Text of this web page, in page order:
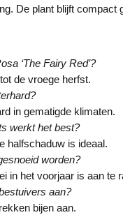
De plant blijft compact
‘The Fairy Red’?
de vroege herfst.
in gematigde klimaten.
werkt het best?
halfschaduw is ideaal.
worden?
in het voorjaar is aan te
aan?
bijen aan.